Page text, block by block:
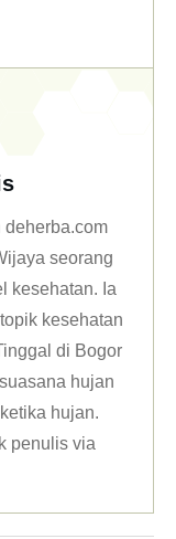
seorang
kesehatan. Ia
kesehatan
di Bogor
hujan
hujan.
penulis via